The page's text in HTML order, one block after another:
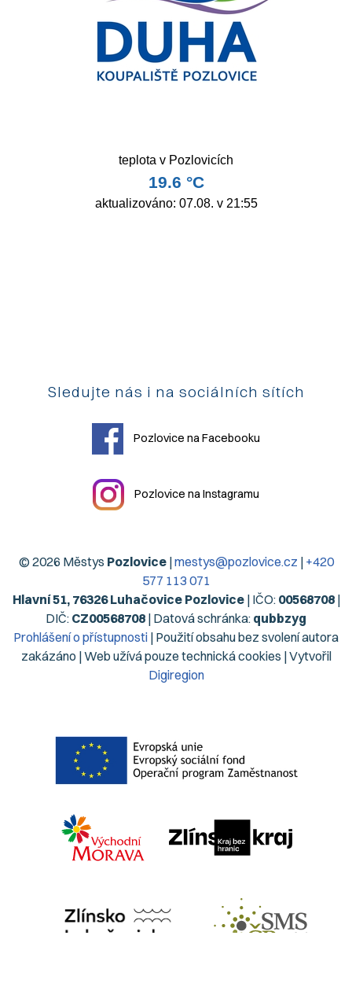
Sledujte nás i na sociálních sítích
Pozlovice na Facebooku
Pozlovice na Instagramu
© 2026 Městys Pozlovice|mestys@pozlovice.cz | +420
577 113 071
Hlavní 51, 76326 Luhačovice Pozlovice| IČO: 00568708|
DIČ: CZ00568708 | Datová schránka: qubbzyg
Prohlášení o přístupnosti | Použití obsahu bez svolení autora
zakázáno | Web užívá pouze technická cookies | Vytvořil
Digiregion